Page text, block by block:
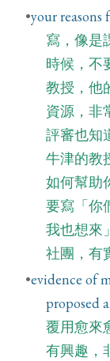
your reasons
寫，像是
時候，不
教授，他
資源，非
評審也知
牛津的教
如何幫助
要寫「你
我也想來
社團，有
evidence of
proposed
覆用愈來
有興趣，